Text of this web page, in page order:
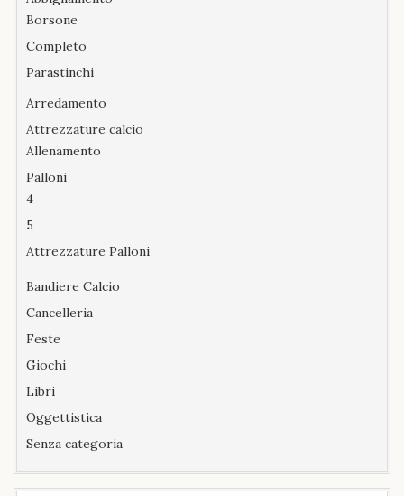
Borsone
Completo
Parastinchi
Arredamento
Attrezzature calcio
Allenamento
Palloni
4
5
Attrezzature Palloni
Bandiere Calcio
Cancelleria
Feste
Giochi
Libri
Oggettistica
Senza categoria